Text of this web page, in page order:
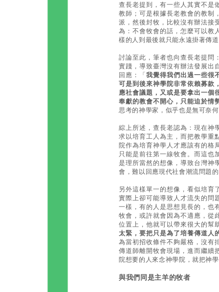
查長老提到，有一些人其實不是
教師；可是根據長老教會的教制
派，然後封牧，比較沒有辦法接
為：不會牧會的話，怎麼可以教
樣的人到最後就只能永遠掛著傳
討論至此，筆者也向查長老提問
實踐，導致臺灣沒有辦法發展出
回應：「 我覺得我們出過一些很
可是到後來神學院非常依賴募款
應社會議題，又或是要拿出一個
奉獻的教會不開心，只能迫於情
思考的神學家，似乎也是無可奈
綜上所述，查長老認為：現在神
求以培育工人為主，而把教學重
院作為培育神學人才應該有的格
只能是前往第一線牧會。而這也
是理所當然的想像，導致台灣神
會，難以回應現代社會潮流問題
另外這樣單一的想像，看似培育
實際上卻可能導致人才流失的問
一樣，有的人是思想見長的，也
牧會，或許就會因為不適應，從
位置上，他就可以帶來很大的幫
太緊，要把只是為了培養傳道人
為當初招收條件不夠嚴格，沒有
傳道師離開牧會現場，進而繼續
院想要的人來念神學院，就把神
與我們同是主羊的牧者